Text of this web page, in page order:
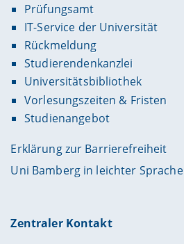
Prüfungsamt
IT-Service der Universität
Rückmeldung
Studierendenkanzlei
Universitätsbibliothek
Vorlesungszeiten & Fristen
Studienangebot
Erklärung zur Barrierefreiheit
Uni Bamberg in leichter Sprache
Zentraler Kontakt